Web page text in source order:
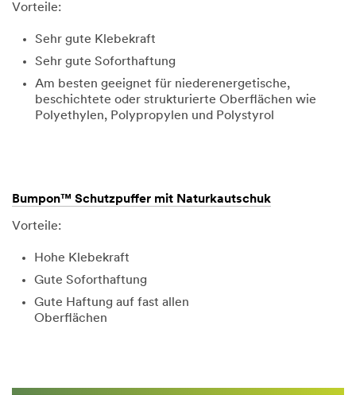
Vorteile:
Sehr gute Klebekraft
Sehr gute Soforthaftung
Am besten geeignet für niederenergetische,
beschichtete oder strukturierte Oberflächen wie
Polyethylen, Polypropylen und Polystyrol
Bumpon™ Schutzpuffer mit Naturkautschuk
Vorteile:
Hohe Klebekraft
Gute Soforthaftung
Gute Haftung auf fast allen
Oberflächen